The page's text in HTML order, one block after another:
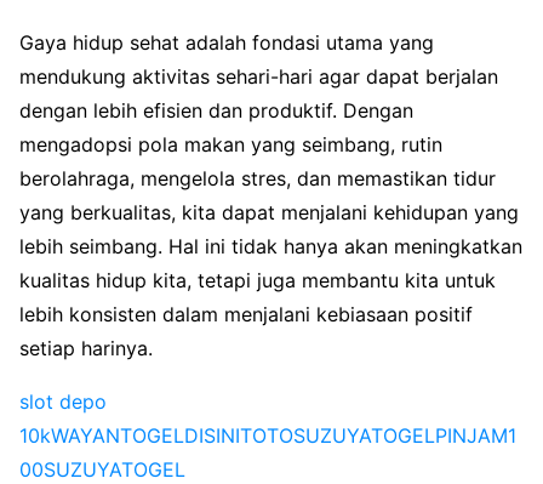
Gaya hidup sehat adalah fondasi utama yang
mendukung aktivitas sehari-hari agar dapat berjalan
dengan lebih efisien dan produktif. Dengan
mengadopsi pola makan yang seimbang, rutin
berolahraga, mengelola stres, dan memastikan tidur
yang berkualitas, kita dapat menjalani kehidupan yang
lebih seimbang. Hal ini tidak hanya akan meningkatkan
kualitas hidup kita, tetapi juga membantu kita untuk
lebih konsisten dalam menjalani kebiasaan positif
setiap harinya.
slot depo
10kWAYANTOGELDISINITOTOSUZUYATOGELPINJAM1
00SUZUYATOGEL